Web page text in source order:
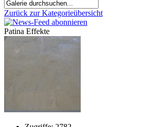
Zurück zur Kategorieübersicht
Patina Effekte